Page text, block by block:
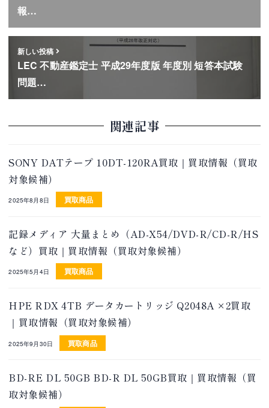
報…
新しい投稿
LEC 不動産鑑定士 平成29年度版 年度別 短答本試験
問題…
関連記事
SONY DATテープ 10DT-120RA買取｜買取情報（買取
対象候補）
2025年8月8日 買取商品
記録メディア 大量まとめ（AD-X54/DVD-R/CD-R/HS
など）買取｜買取情報（買取対象候補）
2025年5月4日 買取商品
HPE RDX 4TB データカートリッジ Q2048A ×2買取
｜買取情報（買取対象候補）
2025年9月30日 買取商品
BD-RE DL 50GB BD-R DL 50GB買取｜買取情報（買
取対象候補）